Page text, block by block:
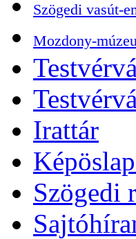
Szögedi vasút-
Mozdony-
Irattár
Szögedi